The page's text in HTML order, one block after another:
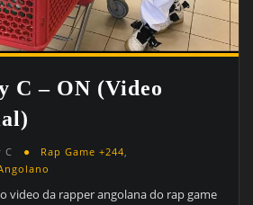
C – ON (Video
C Rap Game +244,
video da rapper angolana do rap game